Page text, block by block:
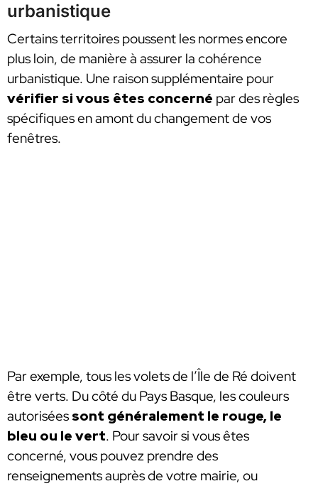
urbanistique
Certains territoires poussent les normes encore
plus loin, de manière à assurer la cohérence
urbanistique. Une raison supplémentaire pour
vérifier si vous êtes concerné par des règles
spécifiques en amont du changement de vos
fenêtres.
Par exemple, tous les volets de l’Île de Ré doivent
être verts. Du côté du Pays Basque, les couleurs
autorisées sont généralement le rouge, le
bleu ou le vert. Pour savoir si vous êtes
concerné, vous pouvez prendre des
renseignements auprès de votre mairie, ou